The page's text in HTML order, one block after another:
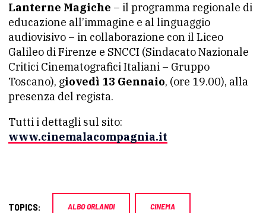
Lanterne Magiche – il programma regionale di
educazione all’immagine e al linguaggio
audiovisivo – in collaborazione con il Liceo
Galileo di Firenze e SNCCI (Sindacato Nazionale
Critici Cinematografici Italiani – Gruppo
Toscano), giovedì 13 Gennaio, (ore 19.00), alla
presenza del regista.
Tutti i dettagli sul sito:
www.cinemalacompagnia.it
TOPICS: ALBO ORLANDI CINEMA